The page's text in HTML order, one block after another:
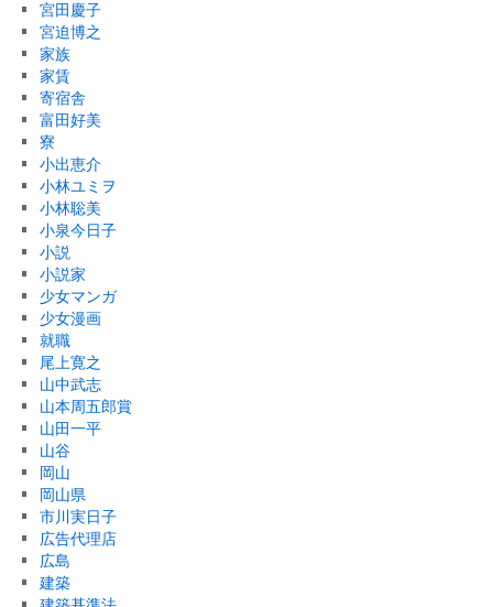
宮田慶子
宮迫博之
家族
家賃
寄宿舎
富田好美
寮
小出恵介
小林ユミヲ
小林聡美
小泉今日子
小説
小説家
少女マンガ
少女漫画
就職
尾上寛之
山中武志
山本周五郎賞
山田一平
山谷
岡山
岡山県
市川実日子
広告代理店
広島
建築